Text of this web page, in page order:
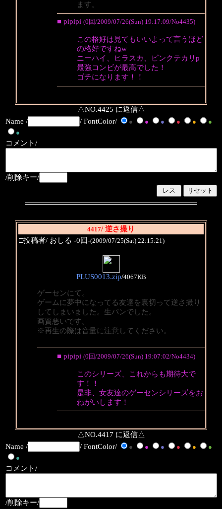
ます。
■ pipipi (0回/2009/07/26(Sun) 19:17:09/No4435)
この格好は見てもいいよって言うほど
の格好ですねw
ニーハイ、ヒラスカ、ピンクテカリp
最強コンビが最高でした！
ゴチになります！！
△NO.4425 に返信△
Name /
/ FontColor/ ● ● ● ● ●
●
●
コメント/
/削除キー/
4417/ 逆さ撮り
□投稿者/ おしる -0回-(2009/07/25(Sat) 22:15:21)
PLUS0013.zip/4067KB
ゲーセンにて。
ゲームに夢中になってる友達を裏切って逆さ撮り
してしまいました。生パンでした。
画質悪いです。
※再生の際は音量に注意してください。
■ pipipi (0回/2009/07/26(Sun) 19:07:02/No4434)
このシリーズ、これからも期待大で
す！！
是非、女友達のゲーセンシリーズをお
ねがいします！
△NO.4417 に返信△
Name /
/ FontColor/ ● ● ● ● ●
●
●
コメント/
/削除キー/